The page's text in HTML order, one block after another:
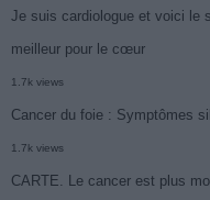
Je suis cardiologue et voici le
meilleur pour le cœur
1.7k views
Cancer du foie : Symptômes
1.7k views
CARTE. Le cancer est plus